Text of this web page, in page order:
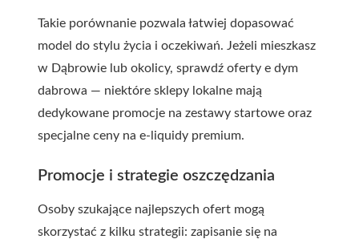
Takie porównanie pozwala łatwiej dopasować
model do stylu życia i oczekiwań. Jeżeli mieszkasz
w Dąbrowie lub okolicy, sprawdź oferty e dym
dabrowa — niektóre sklepy lokalne mają
dedykowane promocje na zestawy startowe oraz
specjalne ceny na e-liquidy premium.
Promocje i strategie oszczędzania
Osoby szukające najlepszych ofert mogą
skorzystać z kilku strategii: zapisanie się na